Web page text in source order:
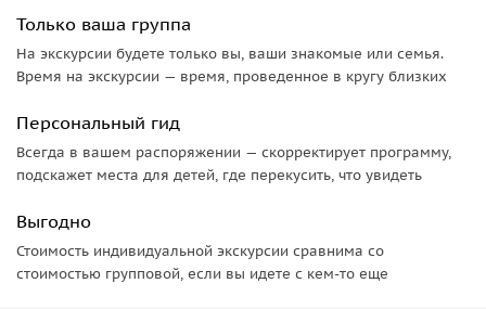
• Посещение Бахчисарайского Ханского дворца.
Только ваша группа
На экскурсии будете только вы, ваши знакомые или семья.
Время на экскурсии — время, проведенное в кругу близких
Персональный гид
Всегда в вашем распоряжении — скорректирует программу,
подскажет места для детей, где перекусить, что увидеть
Выгодно
Стоимость индивидуальной экскурсии сравнима со
стоимостью групповой, если вы идете с кем-то еще